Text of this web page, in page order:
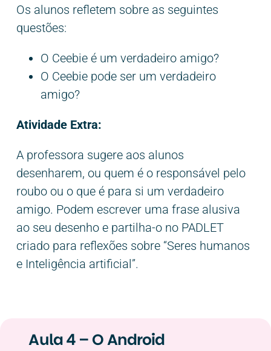
Os alunos refletem sobre as seguintes
questões:
O Ceebie é um verdadeiro amigo?
O Ceebie pode ser um verdadeiro
amigo?
Atividade Extra:
A professora sugere aos alunos
desenharem, ou quem é o responsável pelo
roubo ou o que é para si um verdadeiro
amigo. Podem escrever uma frase alusiva
ao seu desenho e partilha-o no PADLET
criado para reflexões sobre “Seres humanos
e Inteligência artificial”.
Aula 4 – O Android